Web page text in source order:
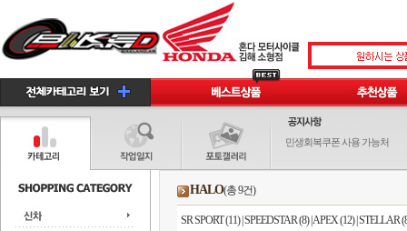
민생회복쿠폰 사용 가능처
HALO(총 9건)
SR SPORT (11)|SPEEDSTAR (8)|APEX (12)|STELLAR